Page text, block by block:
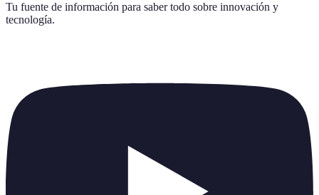
Tu fuente de información para saber todo sobre innovación y
tecnología.